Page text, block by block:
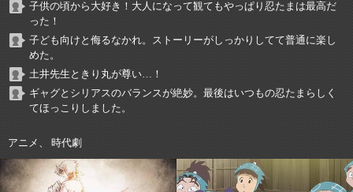
子供の頃から大好き！大人になって観てもやっぱり忍たまは最高だ
った！
子ども向けと侮るなかれ。ストーリーがしっかりしてて普通に楽し
めた。
土井先生ときり丸が尊い…！
ギャグとシリアスのバランスが絶妙。最後はいつもの忍たまらしく
てほっこりしました。
アニメ、 時代劇